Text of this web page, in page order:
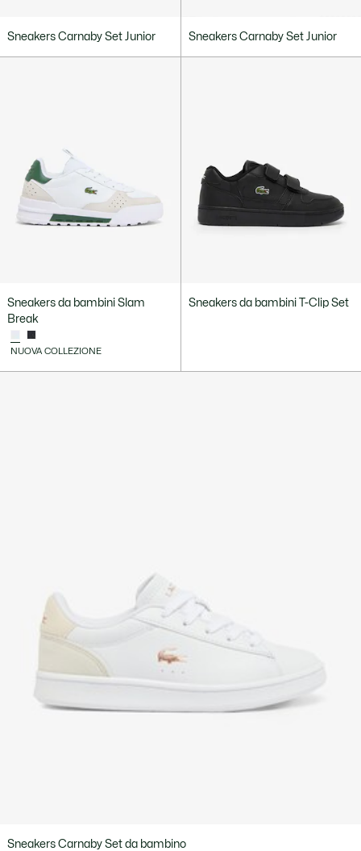
Sneakers Carnaby Set Junior Sneakers Carnaby Set Junior
Sneakers da bambini Slam
Break
NUOVA COLLEZIONE
Sneakers da bambini T-Clip Set
Sneakers Carnaby Set da bambino